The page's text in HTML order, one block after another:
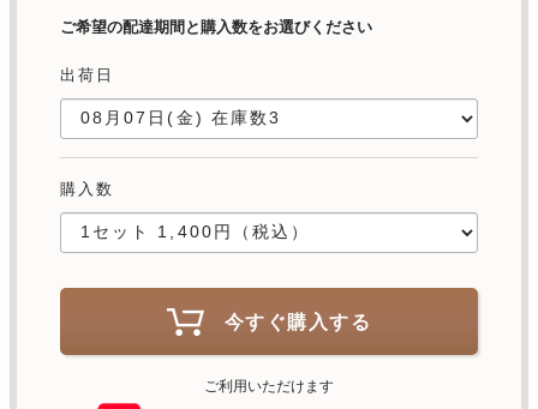
ご希望の配達期間と購入数をお選びください
出荷日
購入数
今すぐ購入する
ご利用いただけます